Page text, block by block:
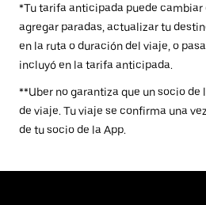
*Tu tarifa anticipada puede
agregar paradas, actualizar tu
en la ruta o duración del viaje, o
incluyó en la tarifa anticipada.
**Uber no garantiza que un socio
de viaje. Tu viaje se confirma una
de tu socio de la App.